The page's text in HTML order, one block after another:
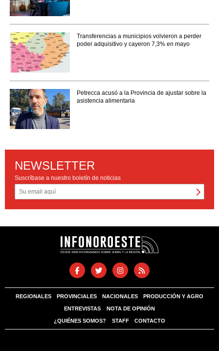
Transferencias a municipios volvieron a perder
poder adquisitivo y cayeron 7,3% en mayo
Petrecca acusó a la Provincia de ajustar sobre la
asistencia alimentaria
NEWSLETTER
Suscríbase a nuestro boletín de noticias
REGIONALES PROVINCIALES NACIONALES PRODUCCIÓN Y AGRO
ENTREVISTAS NOTA DE OPINIÓN
¿QUIÉNES SOMOS? STAFF CONTACTO